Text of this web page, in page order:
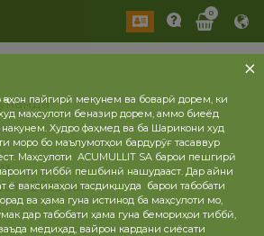
0
2025 сол
пайгирӣ мекунем ва боварӣ дорем, ки
маҳсулоти беназир дорем, аммо биеёд
Худро фаҳмед ва ба Шарикони худ
моро бо маълумотҳои бардурӯғ тасаввур
Маҳсулоти ACUMULLIT SA барои пешгирӣ
тиббӣ пешбинӣ нашудааст. Дар айни
ё ваксинаҳои тасдиқшуда барои табобати
ва ҳама гуна истинод ба маҳсулоти мо,
дар табобати ҳама гуна бемориҳои тиббӣ,
ваъда медиҳад, вайрон кардани сиёсати